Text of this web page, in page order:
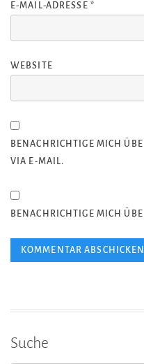
E-MAIL-ADRESSE *
WEBSITE
BENACHRICHTIGE MICH
VIA E-MAIL.
BENACHRICHTIGE MICH
Suche